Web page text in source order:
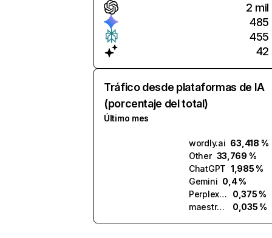
2 mil
485
455
42
Tráfico desde plataformas de IA
(porcentaje del total)
Último mes
wordly.ai 63,418 %
Other 33,769 %
ChatGPT 1,985 %
Gemini 0,4 %
Perplexity
0,375 %
maestra.ai
0,035 %